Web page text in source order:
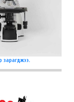
зарагджээ.